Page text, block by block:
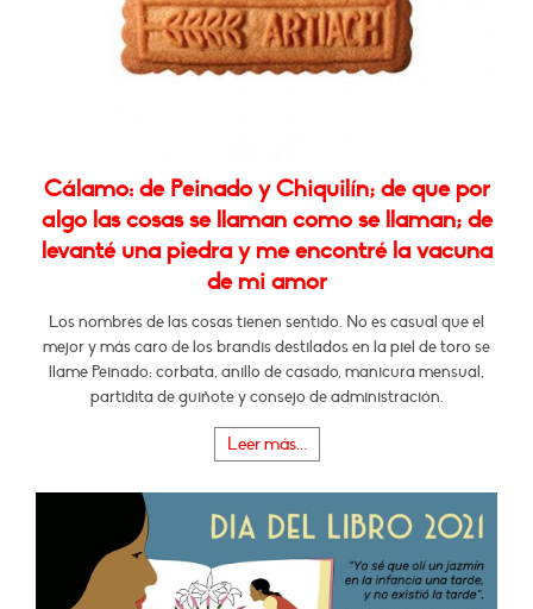
Cálamo: de Peinado y Chiquilín; de que por
algo las cosas se llaman como se llaman; de
levanté una piedra y me encontré la vacuna
de mi amor
Los nombres de las cosas tienen sentido. No es casual que el
mejor y más caro de los brandis destilados en la piel de toro se
llame Peinado: corbata, anillo de casado, manicura mensual,
partidita de guiñote y consejo de administración.
Leer más...